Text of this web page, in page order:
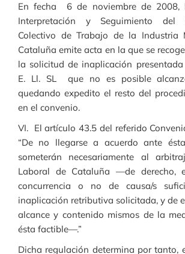
En fecha 6 de noviembre de 2008,
Interpretación y Seguimiento del
Colectivo de Trabajo de la Industria
Cataluña emite acta en la que se
la solicitud de inaplicación
E. Ll. SL que no es posible
quedando expedito el resto del
en el convenio.
VI. El artículo 43.5 del referido
“De no llegarse a acuerdo ante
someterán necesariamente al
Laboral de Cataluña —de derecho,
concurrencia o no de causa/s
inaplicación retributiva solicitada, y de
alcance y contenido mismos de la
ésta factible—.”
Dicha regulación determina por tanto,